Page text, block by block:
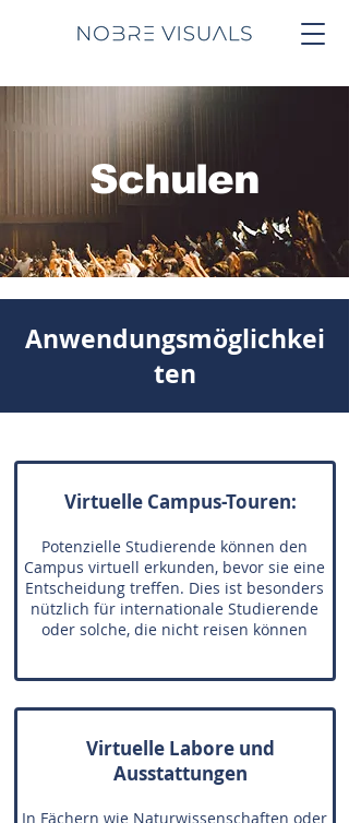
Schulen
Anwendungsmöglichkei
ten
Virtuelle Campus-Touren:
Potenzielle Studierende können den
Campus virtuell erkunden, bevor sie eine
Entscheidung treffen. Dies ist besonders
nützlich für internationale Studierende
oder solche, die nicht reisen können
Virtuelle Labore und
Ausstattungen
In Fächern wie Naturwissenschaften oder